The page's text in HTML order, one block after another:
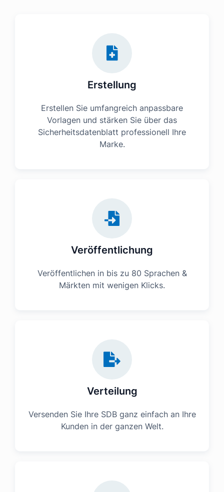
Erstellung
Erstellen Sie umfangreich anpassbare
Vorlagen und stärken Sie über das
Sicherheitsdatenblatt professionell Ihre
Marke.
Veröffentlichung
Veröffentlichen in bis zu 80 Sprachen &
Märkten mit wenigen Klicks.
Verteilung
Versenden Sie Ihre SDB ganz einfach an Ihre
Kunden in der ganzen Welt.